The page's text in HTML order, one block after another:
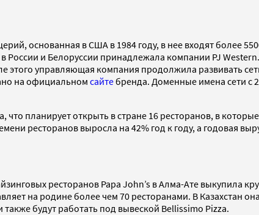
основанная в США в 1984 году, в нее входят более
и Белоруссии принадлежала компании PJ
этого управляющая компания продолжила развивать
на официальном сайтебренда. Доменные имена сети с
что планирует открыть в стране 16 ресторанов, в
ресторанов выросла на 42% год к году, а годовая
ресторанов Papa John’s в Алма-Ате выкупила
на родине более чем 70 ресторанами. В Казахстан
будут работать под вывеской Bellissimo Pizza.